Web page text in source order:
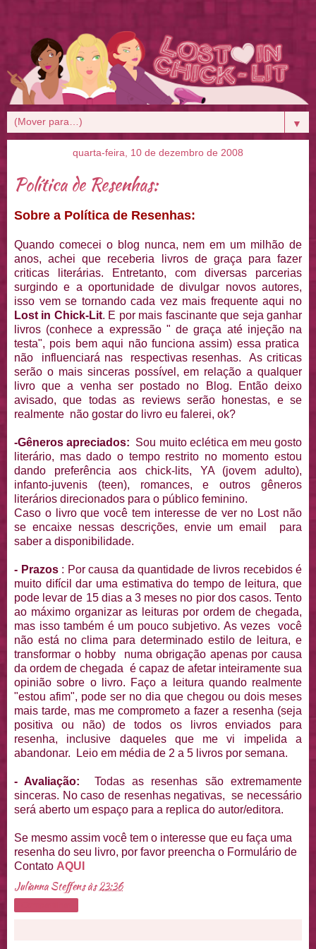
▼
quarta-feira, 10 de dezembro de 2008
Política de Resenhas:
Sobre a Política de Resenhas:
Quando comecei o blog nunca, nem em um milhão de
anos, achei que receberia livros de graça para fazer
criticas literárias. Entretanto, com diversas parcerias
surgindo e a oportunidade de divulgar novos autores,
isso vem se tornando cada vez mais frequente aqui no
Lost in Chick-Lit. E por mais fascinante que seja ganhar
livros (conhece a expressão " de graça até injeção na
testa", pois bem aqui não funciona assim) essa pratica
não influenciará nas respectivas resenhas. As criticas
serão o mais sinceras possível, em relação a qualquer
livro que a venha ser postado no Blog. Então deixo
avisado, que todas as reviews serão honestas, e se
realmente não gostar do livro eu falerei, ok?
-Gêneros apreciados: Sou muito eclética em meu gosto
literário, mas dado o tempo restrito no momento estou
dando preferência aos chick-lits, YA (jovem adulto),
infanto-juvenis (teen), romances, e outros gêneros
literários direcionados para o público feminino.
Caso o livro que você tem interesse de ver no Lost não
se encaixe nessas descrições, envie um email para
saber a disponibilidade.
- Prazos: Por causa da quantidade de livros recebidos é
muito difícil dar uma estimativa do tempo de leitura, que
pode levar de 15 dias a 3 meses no pior dos casos. Tento
ao máximo organizar as leituras por ordem de chegada,
mas isso também é um pouco subjetivo. As vezes você
não está no clima para determinado estilo de leitura, e
transformar o hobby numa obrigação apenas por causa
da ordem de chegada é capaz de afetar inteiramente sua
opinião sobre o livro. Faço a leitura quando realmente
"estou afim", pode ser no dia que chegou ou dois meses
mais tarde, mas me comprometo a fazer a resenha (seja
positiva ou não) de todos os livros enviados para
resenha, inclusive daqueles que me vi impelida a
abandonar. Leio em média de 2 a 5 livros por semana.
- Avaliação: Todas as resenhas são extremamente
sinceras. No caso de resenhas negativas, se necessário
será aberto um espaço para a replica do autor/editora.
Se mesmo assim você tem o interesse que eu faça uma
resenha do seu livro, por favor preencha o Formulário de
Contato AQUI
Julianna Steffensàs23:36